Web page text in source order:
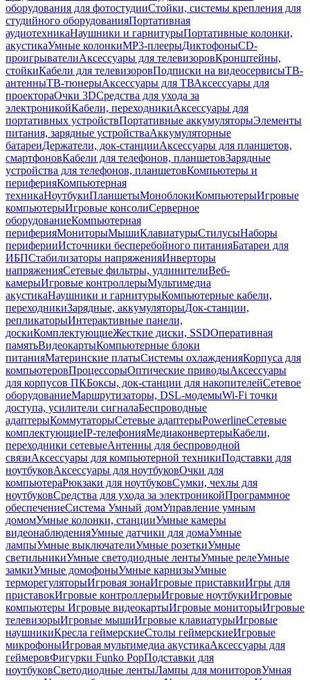
оборудования для фотостудииСтойки, системы крепления для
студийного оборудованияПортативная
аудиотехникаНаушники и гарнитурыПортативные колонки,
акустикаУмные колонкиMP3-плеерыДиктофоныCD-
проигрывателиАксессуары для телевизоровКронштейны,
стойкиКабели для телевизоровПодписки на видеосервисыТВ-
антенныТВ-тюнерыАксессуары для ТВАксессуары для
проектораОчки 3DСредства для ухода за
электроникойКабели, переходникиАксессуары для
портативных устройствПортативные аккумуляторыЭлементы
питания, зарядные устройстваАккумуляторные
батареиДержатели, док-станцииАксессуары для планшетов,
смартфоновКабели для телефонов, планшетовЗарядные
устройства для телефонов, планшетовКомпьютеры и
периферияКомпьютерная
техникаНоутбукиПланшетыМоноблокиКомпьютерыИгровые
компьютерыИгровые консолиСерверное
оборудованиеКомпьютерная
периферияМониторыМышиКлавиатурыСтилусыНаборы
периферииИсточники бесперебойного питанияБатареи для
ИБПСтабилизаторы напряженияИнверторы
напряженияСетевые фильтры, удлинителиВеб-
камерыИгровые контроллерыМультимедиа
акустикаНаушники и гарнитурыКомпьютерные кабели,
переходникиЗарядные, аккумуляторыДок-станции,
репликаторыИнтерактивные панели,
доскиКомплектующиеЖесткие диски, SSDОперативная
памятьВидеокартыКомпьютерные блоки
питанияМатеринские платыСистемы охлажденияКорпуса для
компьютеровПроцессорыОптические приводыАксессуары
для корпусов ПКБоксы, док-станции для накопителейСетевое
оборудованиеМаршрутизаторы, DSL-модемыWi-Fi точки
доступа, усилители сигналаБеспроводные
адаптерыКоммутаторыСетевые адаптерыPowerlineСетевые
комплектующиеIP-телефонияМедиаконвертерыКабели,
переходники сетевыеАнтенны для беспроводной
связиАксессуары для компьютерной техникиПодставки для
ноутбуковАксессуары для ноутбуковОчки для
компьютераРюкзаки для ноутбуковСумки, чехлы для
ноутбуковСредства для ухода за электроникойПрограммное
обеспечениеСистема Умный домУправление умным
домомУмные колонки, станцииУмные камеры
видеонаблюденияУмные датчики для домаУмные
лампыУмные выключателиУмные розеткиУмные
светильникиУмные светодиодные лентыУмные релеУмные
замкиУмные домофоныУмные карнизыУмные
терморегуляторыИгровая зонаИгровые приставкиИгры для
приставокИгровые контроллерыИгровые ноутбукиИгровые
компьютеры Игровые видеокартыИгровые мониторыИгровые
телевизорыИгровые мышиИгровые клавиатурыИгровые
наушникиКресла геймерскиеСтолы геймерскиеИгровые
микрофоныИгровая мультимедиа акустикаАксессуары для
геймеровФигурки Funko PopПодставки для
ноутбуковСветодиодные лентыЛампы для мониторовУмная